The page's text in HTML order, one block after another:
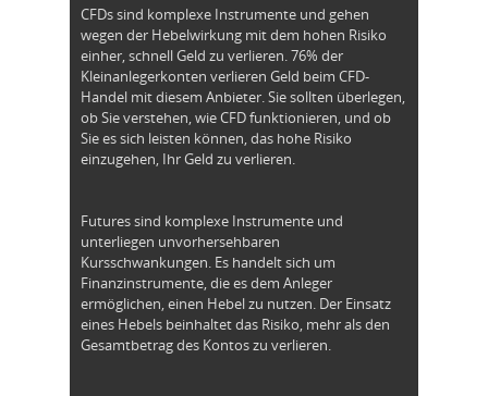
CFDs sind komplexe Instrumente und gehen
wegen der Hebelwirkung mit dem hohen Risiko
einher, schnell Geld zu verlieren. 76% der
Kleinanlegerkonten verlieren Geld beim CFD-
Handel mit diesem Anbieter. Sie sollten überlegen,
ob Sie verstehen, wie CFD funktionieren, und ob
Sie es sich leisten können, das hohe Risiko
einzugehen, Ihr Geld zu verlieren.
Futures sind komplexe Instrumente und
unterliegen unvorhersehbaren
Kursschwankungen. Es handelt sich um
Finanzinstrumente, die es dem Anleger
ermöglichen, einen Hebel zu nutzen. Der Einsatz
eines Hebels beinhaltet das Risiko, mehr als den
Gesamtbetrag des Kontos zu verlieren.